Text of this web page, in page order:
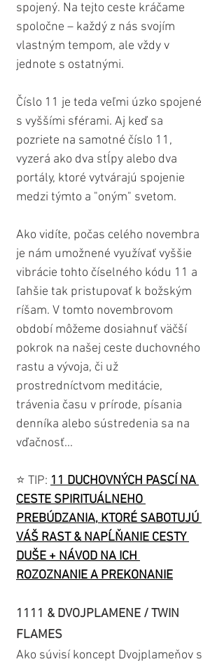
spojený. Na tejto ceste kráčame
spoločne – každý z nás svojím
vlastným tempom, ale vždy v
jednote s ostatnými.
Číslo 11 je teda veľmi úzko spojené
s vyššími sférami. Aj keď sa
pozriete na samotné číslo 11,
vyzerá ako dva stĺpy alebo dva
portály, ktoré vytvárajú spojenie
medzi týmto a "oným" svetom.
Ako vidíte, počas celého novembra
je nám umožnené využívať vyššie
vibrácie tohto číselného kódu 11 a
ľahšie tak pristupovať k božským
ríšam. V tomto novembrovom
období môžeme dosiahnuť väčší
pokrok na našej ceste duchovného
rastu a vývoja, či už
prostredníctvom meditácie,
trávenia času v prírode, písania
denníka alebo sústredenia sa na
vďačnosť...
⭐️ TIP: 11 DUCHOVNÝCH PASCÍ NA
CESTE SPIRITUÁLNEHO
PREBÚDZANIA, KTORÉ SABOTUJÚ
VÁŠ RAST & NAPĹŇANIE CESTY
DUŠE + NÁVOD NA ICH
ROZOZNANIE A PREKONANIE
1111 & DVOJPLAMENE / TWIN
FLAMES
Ako súvisí koncept Dvojplameňov s